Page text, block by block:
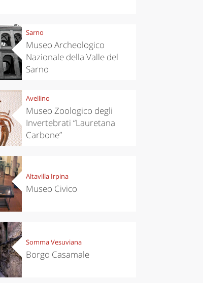
Sarno
Museo Archeologico
Nazionale della Valle del
Sarno
Avellino
Museo Zoologico degli
Invertebrati “Lauretana
Carbone”
Altavilla Irpina
Museo Civico
Somma Vesuviana
Borgo Casamale